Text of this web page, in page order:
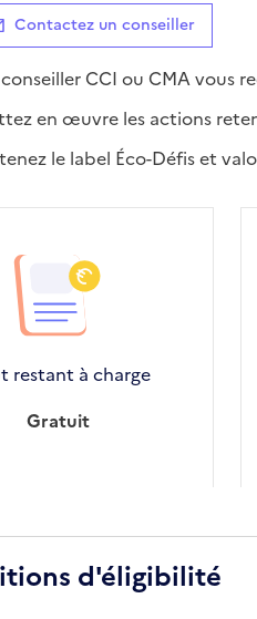
Contactez un conseiller
CCI ou CMA vous
en œuvre les actions
le label Éco-Défis et
restant à charge
Gratuit
d'éligibilité